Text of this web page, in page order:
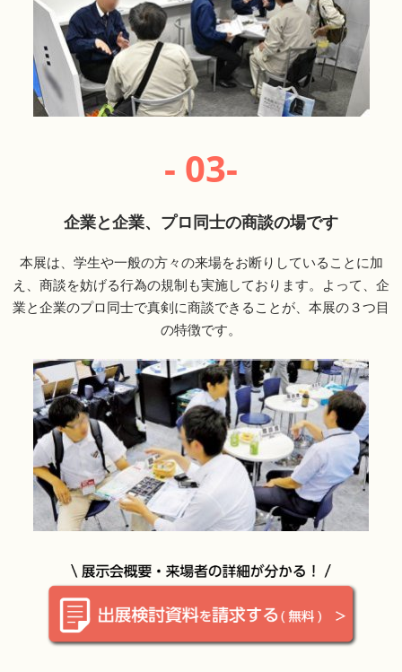
- 03-
企業と企業、プロ同士の商談の場です
本展は、学生や一般の方々の来場をお断りしていることに加
え、商談を妨げる行為の規制も実施しております。よって、企
業と企業のプロ同士で真剣に商談できることが、本展の３つ目
の特徴です。